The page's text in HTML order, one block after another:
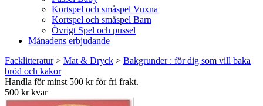
Kortspel och småspel Vuxna
Kortspel och småspel Barn
Övrigt Spel och pussel
Månadens erbjudande
Facklitteratur> Mat & Dryck > Bakgrunder : för dig som vill baka
bröd och kakor
Handla för minst 500 kr för fri frakt.
500 kr kvar